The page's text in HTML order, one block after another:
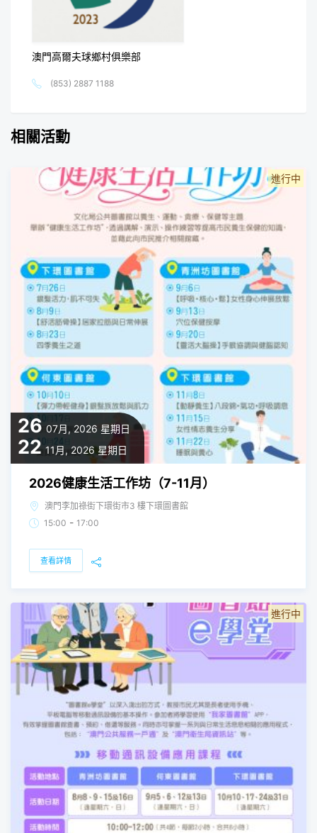
澳門高爾夫球鄉村俱樂部
(853) 2887 1188
相關活動
26 07月, 2026 星期日
22 11月, 2026 星期日
進行中
2026健康生活工作坊（7-11月）
澳門李加祿街下環街市3 樓下環圖書館
15:00 - 17:00
查看詳情
進行中